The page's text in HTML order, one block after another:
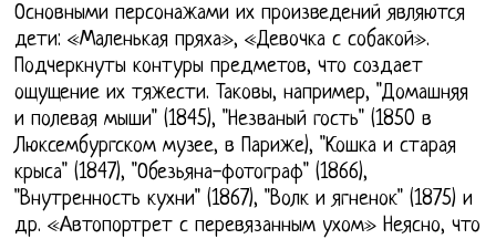
Основными персонажами их произведений являются
дети: «Маленькая пряха», «Девочка с собакой».
Подчеркнуты контуры предметов, что создает
ощущение их тяжести. Таковы, например, "Домашняя
и полевая мыши" (1845), "Незваный гость" (1850 в
Люксембургском музее, в Париже), "Кошка и старая
крыса" (1847), "Обезьяна-фотограф" (1866),
"Внутренность кухни" (1867), "Волк и ягненок" (1875) и
др. «Автопортрет с перевязанным ухом» Неясно, что